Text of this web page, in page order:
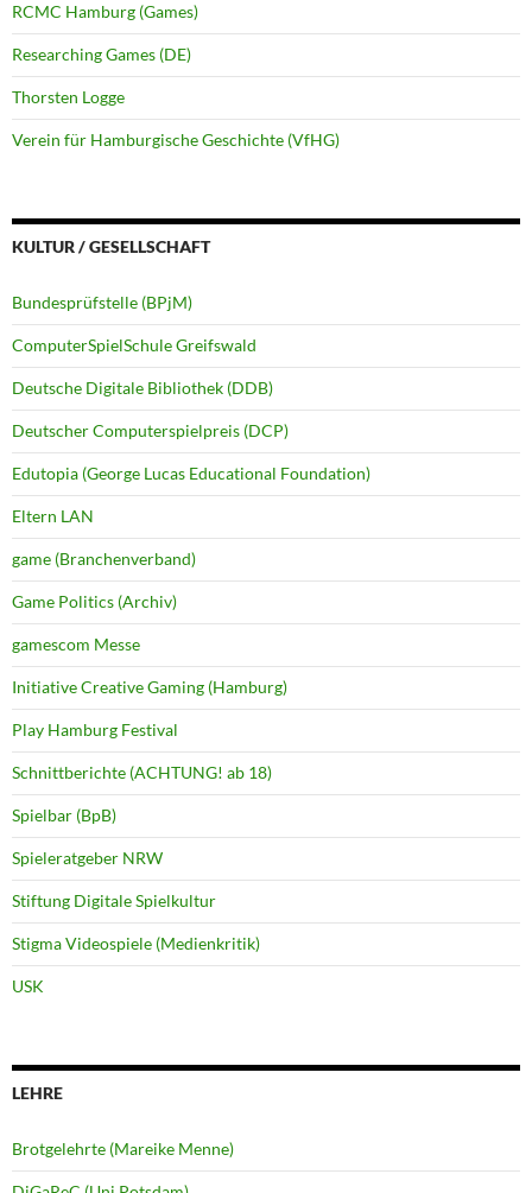
RCMC Hamburg (Games)
Researching Games (DE)
Thorsten Logge
Verein für Hamburgische Geschichte (VfHG)
KULTUR / GESELLSCHAFT
Bundesprüfstelle (BPjM)
ComputerSpielSchule Greifswald
Deutsche Digitale Bibliothek (DDB)
Deutscher Computerspielpreis (DCP)
Edutopia (George Lucas Educational Foundation)
Eltern LAN
game (Branchenverband)
Game Politics (Archiv)
gamescom Messe
Initiative Creative Gaming (Hamburg)
Play Hamburg Festival
Schnittberichte (ACHTUNG! ab 18)
Spielbar (BpB)
Spieleratgeber NRW
Stiftung Digitale Spielkultur
Stigma Videospiele (Medienkritik)
USK
LEHRE
Brotgelehrte (Mareike Menne)